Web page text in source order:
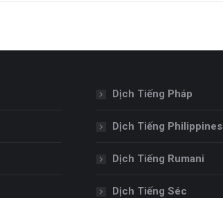
Dịch Tiếng Pháp
Dịch Tiếng Philippines
Dịch Tiếng Rumani
Dịch Tiếng Séc